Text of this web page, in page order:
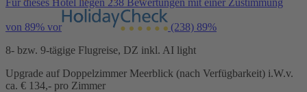
von 89% vor (238) 89%
8- bzw. 9-tägige Flugreise, DZ inkl. AI light
Upgrade auf Doppelzimmer Meerblick (nach Verfügbarkeit) i.W.v.
ca. € 134,- pro Zimmer